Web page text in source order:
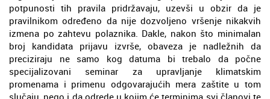
potpunosti tih pravila pridržavaju, uzevši u obzir da je
pravilnikom određeno da nije dozvoljeno vršenje nikakvih
izmena po zahtevu polaznika. Dakle, nakon što minimalan
broj kandidata prijavu izvrše, obaveza je nadležnih da
preciziraju ne samo kog datuma bi trebalo da počne
specijalizovani seminar za upravljanje klimatskim
promenama i primenu odgovarajućih mera zaštite u tom